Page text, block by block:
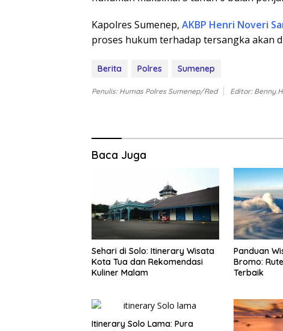
Kapolres Sumenep, AKBP Henri Noveri
proses hukum terhadap tersangka akan
Berita Polres Sumenep
Penulis: Humas Polres Sumenep/Red Editor: Benny.H
Baca Juga
Sehari di Solo: Itinerary Wisata
Kota Tua dan Rekomendasi
Kuliner Malam
Panduan
Bromo:
Terbaik
Itinerary Solo Lama: Pura